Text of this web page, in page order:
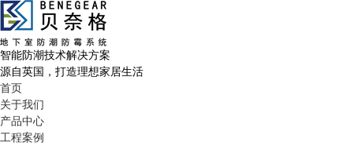
智能防潮技术解决方案
源自英国，打造理想家居生活
首页
关于我们
产品中心
工程案例